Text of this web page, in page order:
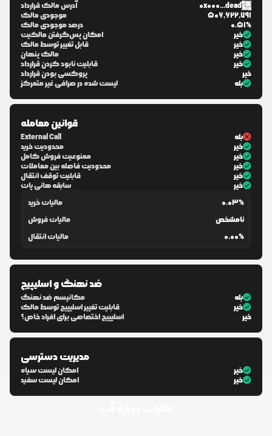
آدرس مالک قرارداد
0x000...dead
موجودی مالک
506,622,791
درصد موجودی مالک
0.51%
امکان پس‌گرفتن مالکیت
خیر
قابل تغییر توسط مالک
خیر
مالک پنهان
خیر
قابلیت نابود کردن قرارداد
خیر
پروکسی بودن قرارداد
خیر
لیست شده در صرافی غیر متمرکز
بله
قوانین معامله
External Call
بله
محدودیت خرید
خیر
ممنوعیت فروش کامل
خیر
محدودیت فاصله بین معاملات
خیر
قابلیت توقف انتقال
خیر
سابقه هانی پات
خیر
مالیات خرید
0.03%
مالیات فروش
نامشخص
مالیات انتقال
0.00%
ضد نهنگ و اسلیپیج
مکانیسم ضد نهنگ
بله
قابلیت تغییر اسلیپیج توسط مالک
خیر
اسلیپیج اختصاصی برای افراد خاص؟
خیر
مدیریت دسترسی
امکان لیست سیاه
خیر
امکان لیست سفید
خیر